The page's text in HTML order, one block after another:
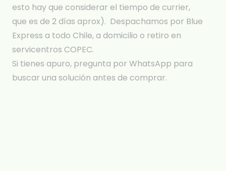
esto hay que considerar el tiempo de currier,
que es de 2 días aprox). Despachamos por Blue
Express a todo Chile, a domicilio o retiro en
servicentros COPEC.
Si tienes apuro, pregunta por WhatsApp para
buscar una solución antes de comprar.